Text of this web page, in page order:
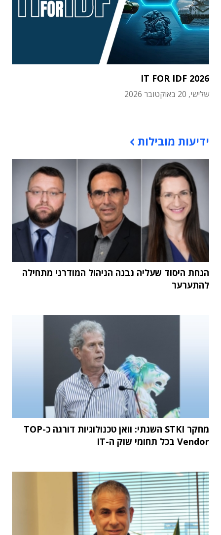
IT FOR IDF 2026
שלישי, 20 באוקטובר 2026
ידיעות מובילות
הנחת היסוד שעליה נבנה הניהול המודרני מתחילה
להתערער
מחקר STKI השנתי: וואן טכנולוגיות דורגה כ-TOP
Vendor בכל תחומי שוק ה-IT